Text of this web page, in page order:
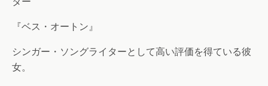
『ベス・オートン』
シンガー・ソングライターとして高い評価を得ている彼
女。